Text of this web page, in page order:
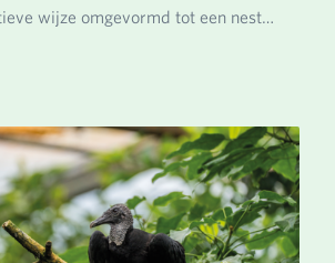
wijze omgevormd tot een nest